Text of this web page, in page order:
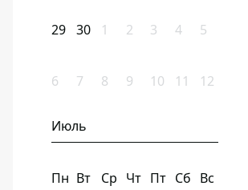
29 30 1 2 3 4 5
6 7 8 9 10 11 12
Июль
Пн Вт Ср Чт Пт Сб Вс